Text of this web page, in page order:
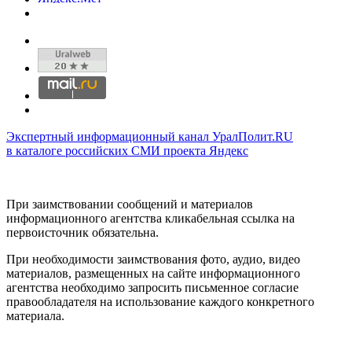
Экспертный информационный канал УралПолит.RU
в каталоге российских СМИ проекта Яндекс
При заимствовании сообщений и материалов
информационного агентства кликабельная ссылка на
первоисточник обязательна.
При необходимости заимствования фото, аудио, видео
материалов, размещенных на сайте информационного
агентства необходимо запросить письменное согласие
правообладателя на использование каждого конкретного
материала.